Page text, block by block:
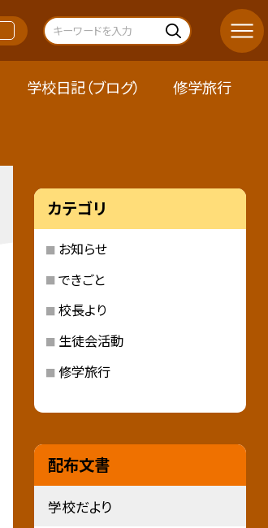
学校日記（ブログ） 修学旅行
カテゴリ
お知らせ
できごと
校長より
生徒会活動
修学旅行
配布文書
学校だより